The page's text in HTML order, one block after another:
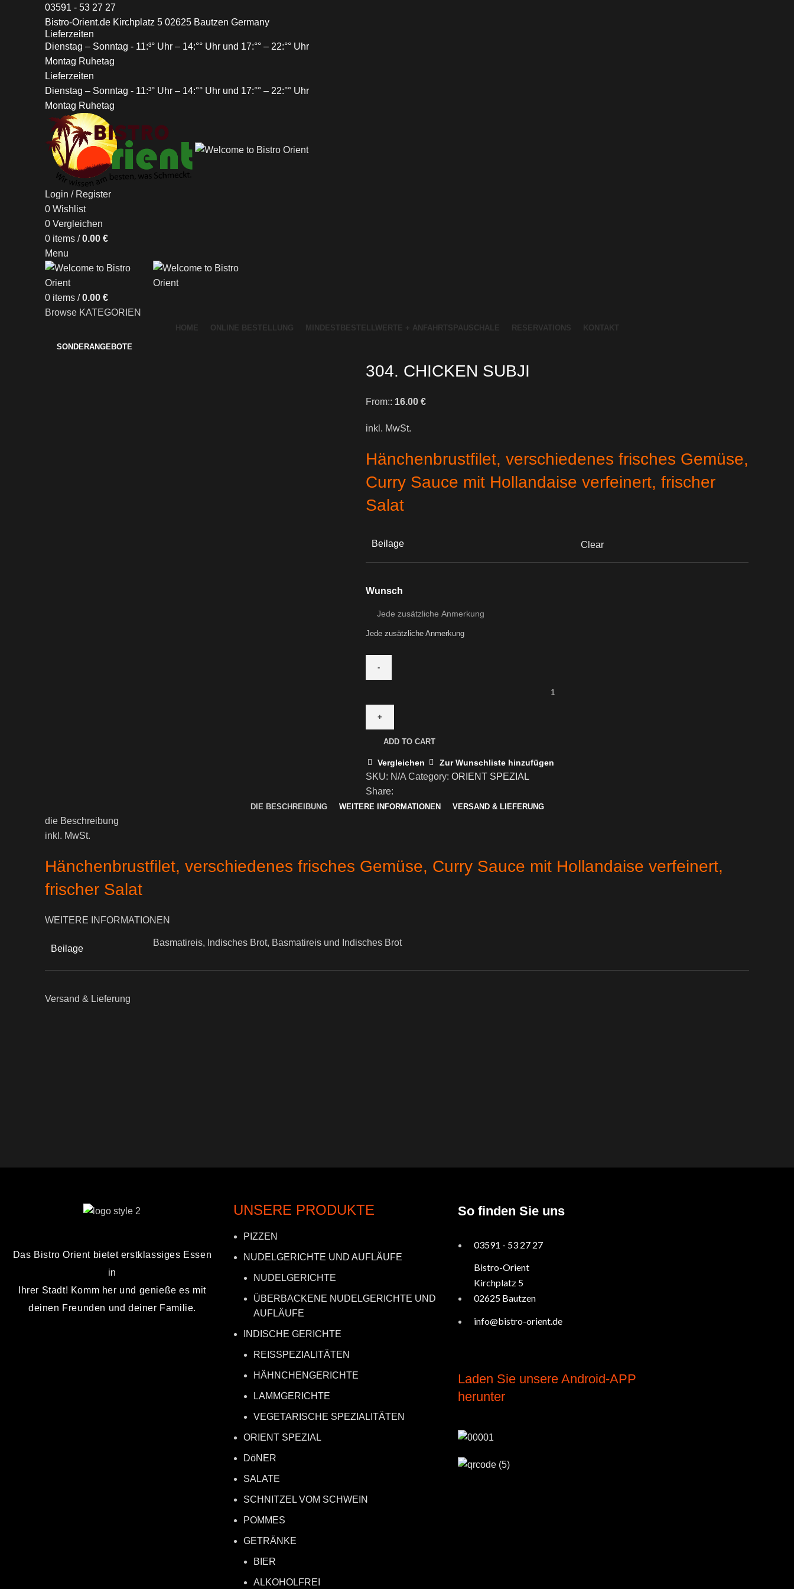
03591 - 53 27 27
Bistro-Orient.de Kirchplatz 5 02625 Bautzen Germany
Lieferzeiten
Dienstag – Sonntag - 11:³° Uhr – 14:°° Uhr und 17:°° – 22:°° Uhr
Montag Ruhetag
Lieferzeiten
Dienstag – Sonntag - 11:³° Uhr – 14:°° Uhr und 17:°° – 22:°° Uhr
Montag Ruhetag
Login / Register
0 Wishlist
0 Vergleichen
0 items / 0.00 €
Menu
0 items / 0.00 €
Browse KATEGORIEN
HOME ONLINE BESTELLUNG MINDESTBESTELLWERTE + ANFAHRTSPAUSCHALE RESERVATIONS KONTAKT
SONDERANGEBOTE
304. CHICKEN SUBJI
From:: 16.00€
inkl. MwSt.
Hänchenbrustfilet, verschiedenes frisches Gemüse,
Curry Sauce mit Hollandaise verfeinert, frischer
Salat
Beilage Clear
Wunsch
Jede zusätzliche Anmerkung
ADD TO CART
Vergleichen Zur Wunschliste hinzufügen
SKU: N/ACategory: ORIENT SPEZIAL
Share:
DIE BESCHREIBUNG WEITERE INFORMATIONEN VERSAND & LIEFERUNG
die Beschreibung
inkl. MwSt.
Hänchenbrustfilet, verschiedenes frisches Gemüse, Curry Sauce mit Hollandaise verfeinert,
frischer Salat
WEITERE INFORMATIONEN
Beilage
Basmatireis, Indisches Brot, Basmatireis und Indisches Brot
Versand & Lieferung
Das Bistro Orient bietet erstklassiges Essen
in
Ihrer Stadt! Komm her und genieße es mit
deinen Freunden und deiner Familie.
UNSERE PRODUKTE
PIZZEN
NUDELGERICHTE UND AUFLÄUFE
NUDELGERICHTE
ÜBERBACKENE NUDELGERICHTE UND
AUFLÄUFE
INDISCHE GERICHTE
REISSPEZIALITÄTEN
HÄHNCHENGERICHTE
LAMMGERICHTE
VEGETARISCHE SPEZIALITÄTEN
ORIENT SPEZIAL
DöNER
SALATE
SCHNITZEL VOM SCHWEIN
POMMES
GETRÄNKE
BIER
ALKOHOLFREI
So finden Sie uns
03591 - 53 27 27
Bistro-Orient
Kirchplatz 5
02625 Bautzen
info@bistro-orient.de
Laden Sie unsere Android-APP
herunter